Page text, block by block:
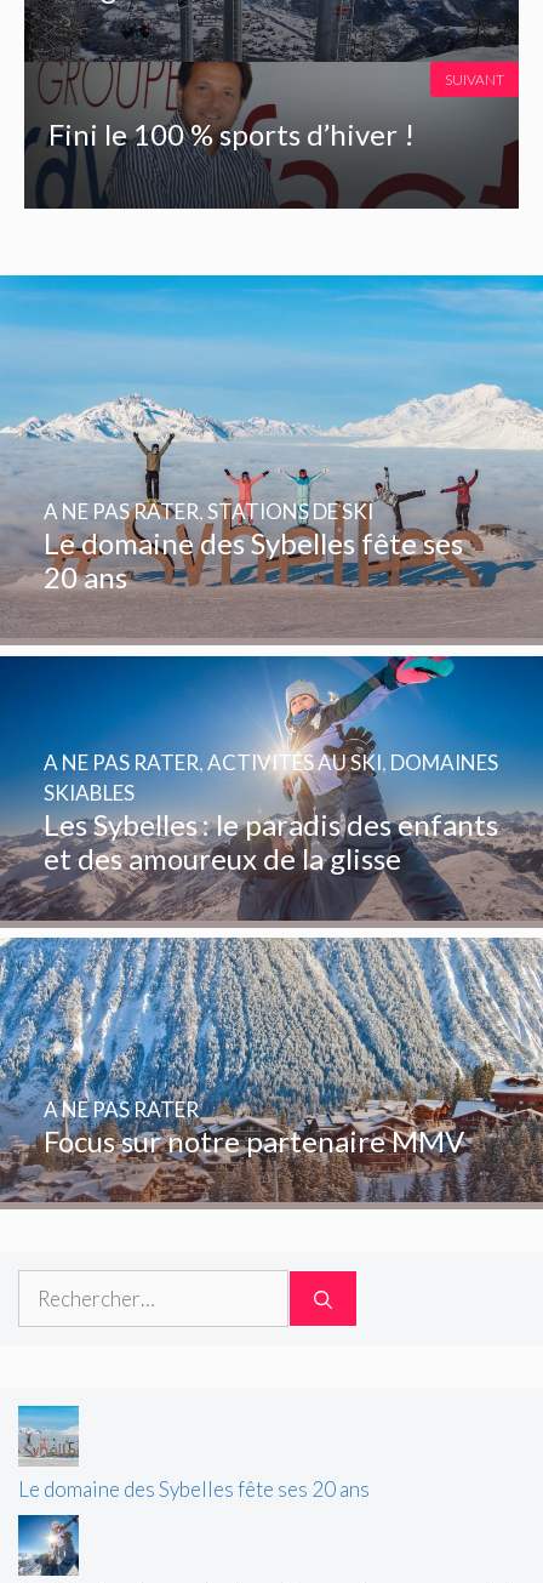
Fini le 100 % sports d’hiver !
SUIVANT
Le domaine des Sybelles fête ses
20 ans
A NE PAS RATER,STATIONS DE SKI
Les Sybelles : le paradis des enfants
et des amoureux de la glisse
A NE PAS RATER,ACTIVITÉS AU SKI, DOMAINES
SKIABLES
Focus sur notre partenaire MMV
A NE PAS RATER
Rechercher :
Le domaine des Sybelles fête ses 20 ans